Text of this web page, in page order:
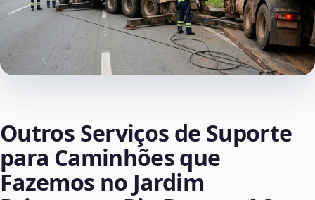
Outros Serviços de Suporte
para Caminhões que
Fazemos no Jardim